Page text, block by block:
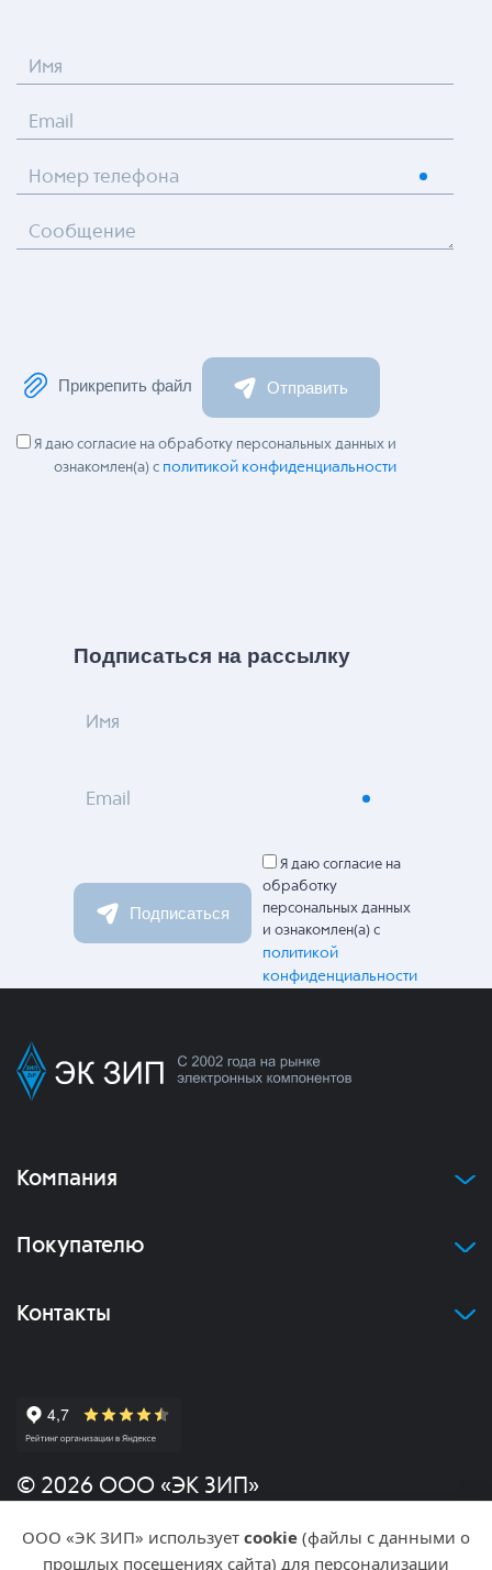
Имя
Email
Номер телефона
Сообщение
Прикрепить файл Отправить
Я даю согласие на обработку персональных данных и
ознакомлен(а) с политикой конфиденциальности
Подписаться на рассылку
Имя
Email
Подписаться
Я даю согласие на
обработку
персональных данных
и ознакомлен(а) с
политикой
конфиденциальности
Компания
Покупателю
Контакты
© 2026 ООО «ЭК ЗИП»
Политика конфиденциальности
ООО «ЭК ЗИП» использует cookie (файлы с данными о
прошлых посещениях сайта) для персонализации